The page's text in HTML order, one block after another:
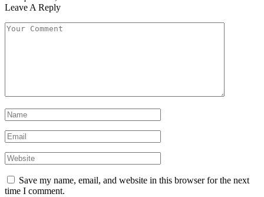
Leave A Reply
Save my name, email, and website in this browser for the next
time I comment.